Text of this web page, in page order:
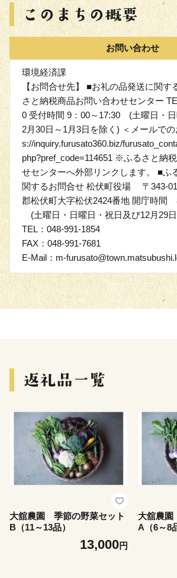
お問い合わせ
環境経済課
【お問合せ先】 ■お礼の品発送に関す
さと納税商品お問い合わせセンター
0 受付時間 9：00～17:30 (土曜日・
2月30日～1月3日を除く) ＜メールで
s://inquiry.furusato360.biz/
php?pref_code=114651 ※ふるさと納
せセンターへ外部リンクします。 ■ふ
関するお問合せ 松伏町役場 〒343-
郡松伏町大字松伏2424番地 開庁時間
(土曜日・日曜日・祝日及び12月29
TEL：048-991-1854
FAX：048-991-7681
E-Mail：m-
大舘農園 季節の野菜セット
B（11～13品）
13,000円
大舘農
A（6～8